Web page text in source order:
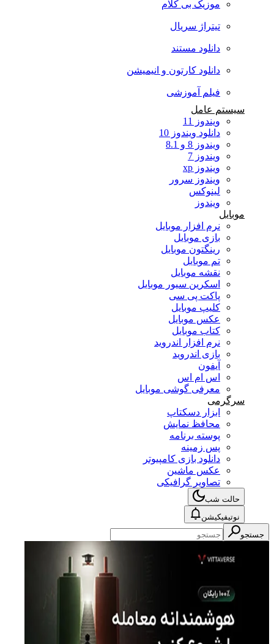
موزیک بی کلام
تیتراژ سریال
دانلود مستند
دانلود کارتون و انیمیشن
فیلم آموزشی
سیستم عامل
ویندوز 11
دانلود ویندوز 10
ویندوز 8 و 8.1
ویندوز 7
ویندوز xp
ویندوز سرور
لینوکس
ویندوز
موبایل
نرم افزار موبایل
بازی موبایل
رینگتون موبایل
تم موبایل
نقشه موبایل
اسکرین سیور موبایل
پاکت پی سی
کلیپ موبایل
عکس موبایل
کتاب موبایل
نرم افزار اندروید
بازی اندروید
آیفون
اس ام اس
معرفی گوشی موبایل
سرگرمی
ابزار دسکتاپ
محافظ نمایش
پوسته برنامه
پس زمینه
دانلود بازی کامپیوتر
عکس ماشین
تصاویر گرافیکی
حالت شب
نوتیفیکیشن
جستجو